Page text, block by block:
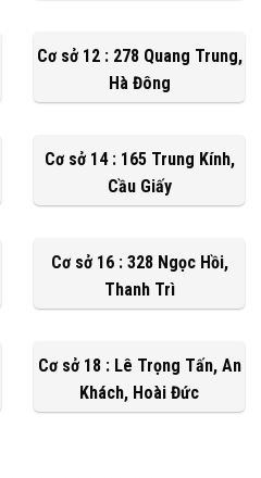
Cơ sở 12 : 278 Quang Trung,
Hà Đông
Cơ sở 14 : 165 Trung Kính,
Cầu Giấy
Cơ sở 16 : 328 Ngọc Hồi,
Thanh Trì
Cơ sở 18 : Lê Trọng Tấn, An
Khách, Hoài Đức